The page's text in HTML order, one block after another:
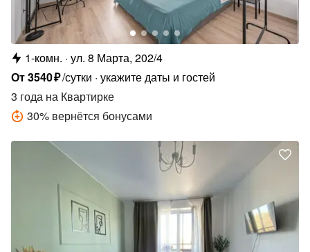
1-комн. ул. 8 Марта, 202/4
От3540₽/сутки укажите даты и гостей
3 года на Квартирке
30% вернётся бонусами